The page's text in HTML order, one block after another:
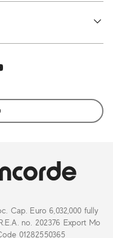
Cap. Euro 6,032,000 fully
no. 202376 Export Mo
01282550365